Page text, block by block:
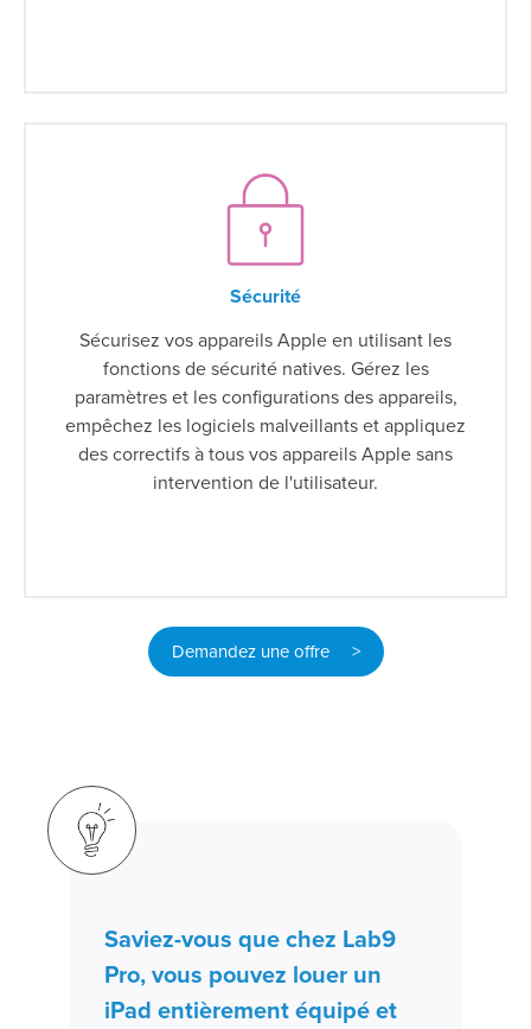
Sécurité
Sécurisez vos appareils Apple en utilisant les
fonctions de sécurité natives. Gérez les
paramètres et les configurations des appareils,
empêchez les logiciels malveillants et appliquez
des correctifs à tous vos appareils Apple sans
intervention de l'utilisateur.
Demandez une offre >
Saviez-vous que chez Lab9
Pro, vous pouvez louer un
iPad entièrement équipé et